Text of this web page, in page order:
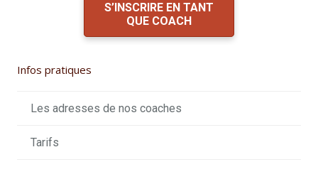
S’INSCRIRE EN TANT
QUE COACH
Infos pratiques
Les adresses de nos coaches
Tarifs